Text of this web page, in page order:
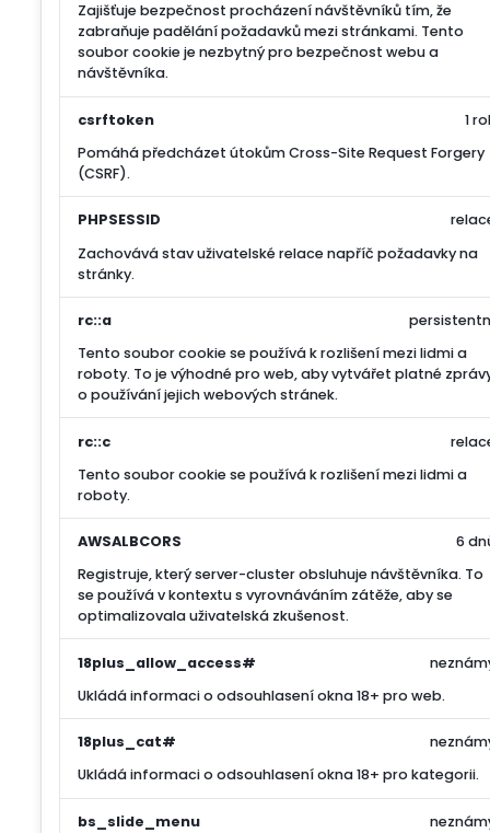
Zajišťuje bezpečnost procházení návštěvníků tím, že
zabraňuje padělání požadavků mezi stránkami. Tento
soubor cookie je nezbytný pro bezpečnost webu a
návštěvníka.
csrftoken
Pomáhá předcházet útokům Cross-Site Request Forgery
(CSRF).
1
PHPSESSID
Zachovává stav uživatelské relace napříč požadavky na
stránky.
rc::a
Tento soubor cookie se používá k rozlišení mezi lidmi a
roboty. To je výhodné pro web, aby vytvářet platné
o používání jejich webových stránek.
rc::c
Tento soubor cookie se používá k rozlišení mezi lidmi a
roboty.
AWSALBCORS
Registruje, který server-cluster obsluhuje návštěvníka. To
se používá v kontextu s vyrovnáváním zátěže, aby se
optimalizovala uživatelská zkušenost.
6
18plus_allow_access#
Ukládá informaci o odsouhlasení okna 18+ pro web.
18plus_cat#
Ukládá informaci o odsouhlasení okna 18+ pro kategorii.
bs_slide_menu